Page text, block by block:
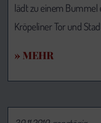
lädt zu einem Bummel
Kröpeliner Tor und
» MEHR